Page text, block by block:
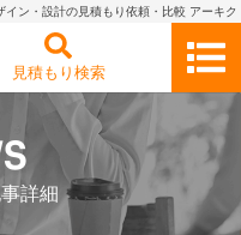
ン・設計の見積もり依頼・比較 アーキク
見積もり検索
詳細